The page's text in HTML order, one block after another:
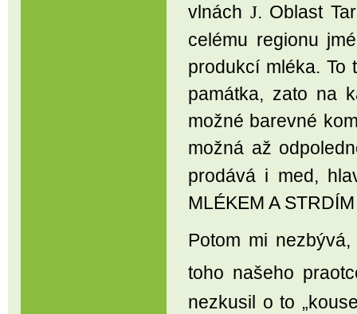
vlnách J. Oblast
celému regionu
produkcí mléka.
památka, zato na
možné barevné
možná až
prodává i med,
MLÉKEM A
Potom mi
toho našeho
nezkusil o to